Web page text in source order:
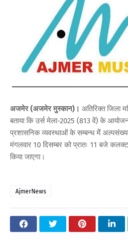
अजमेर (अजमेर मुस्कान)। अतिरिक्त जिला
बताया कि उर्स मेला-2025 (813 वें) के
प्रशासनिक व्यवस्थाओं के सम्बन्ध मेें
मंगलवार 10 दिसम्बर को प्रातः 11 बजे
किया जाएगा।
AjmerNews